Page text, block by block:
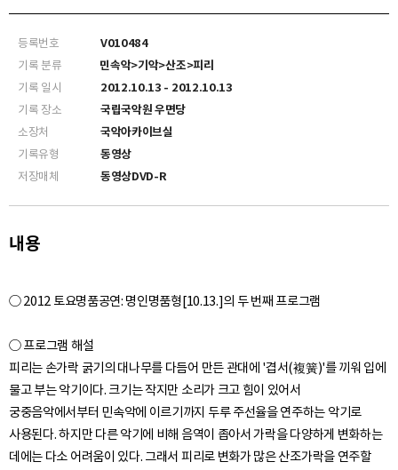
등록번호
V010484
기록 분류
민속악>기악>산조>피리
기록 일시
2012.10.13 - 2012.10.13
기록 장소
국립국악원 우면당
소장처
국악아카이브실
기록유형
동영상
저장매체
동영상DVD-R
내용
○ 2012 토요명품공연: 명인명품형[10.13.]의 두 번째 프로그램
○ 프로그램 해설
피리는 손가락 굵기의 대나무를 다듬어 만든 관대에 '겹서(複簧)'를 끼워 입에
물고 부는 악기이다. 크기는 작지만 소리가 크고 힘이 있어서
궁중음악에서부터 민속악에 이르기까지 두루 주선율을 연주하는 악기로
사용된다. 하지만 다른 악기에 비해 음역이 좁아서 가락을 다양하게 변화하는
데에는 다소 어려움이 있다. 그래서 피리로 변화가 많은 산조가락을 연주할